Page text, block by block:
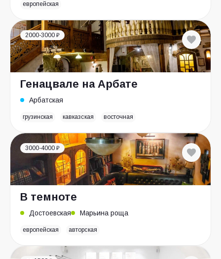
европейская
2000-3000 ₽
Генацвале на Арбате
Арбатская
грузинская кавказская восточная
3000-4000 ₽
В темноте
Достоевская Марьина роща
европейская авторская